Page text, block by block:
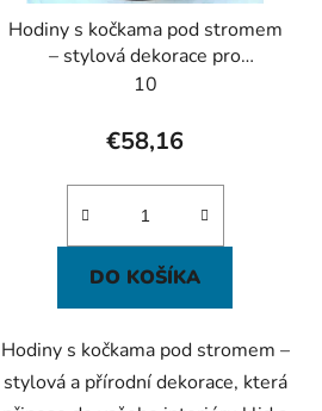
Hodiny s kočkama pod stromem
– stylová dekorace pro
milovníky koček
10
€58,16
DO KOŠÍKA
Hodiny s kočkama pod stromem –
stylová a přírodní dekorace, která